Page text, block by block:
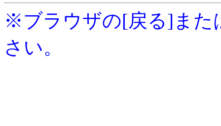
※ブラウザの[戻る]また
さい。